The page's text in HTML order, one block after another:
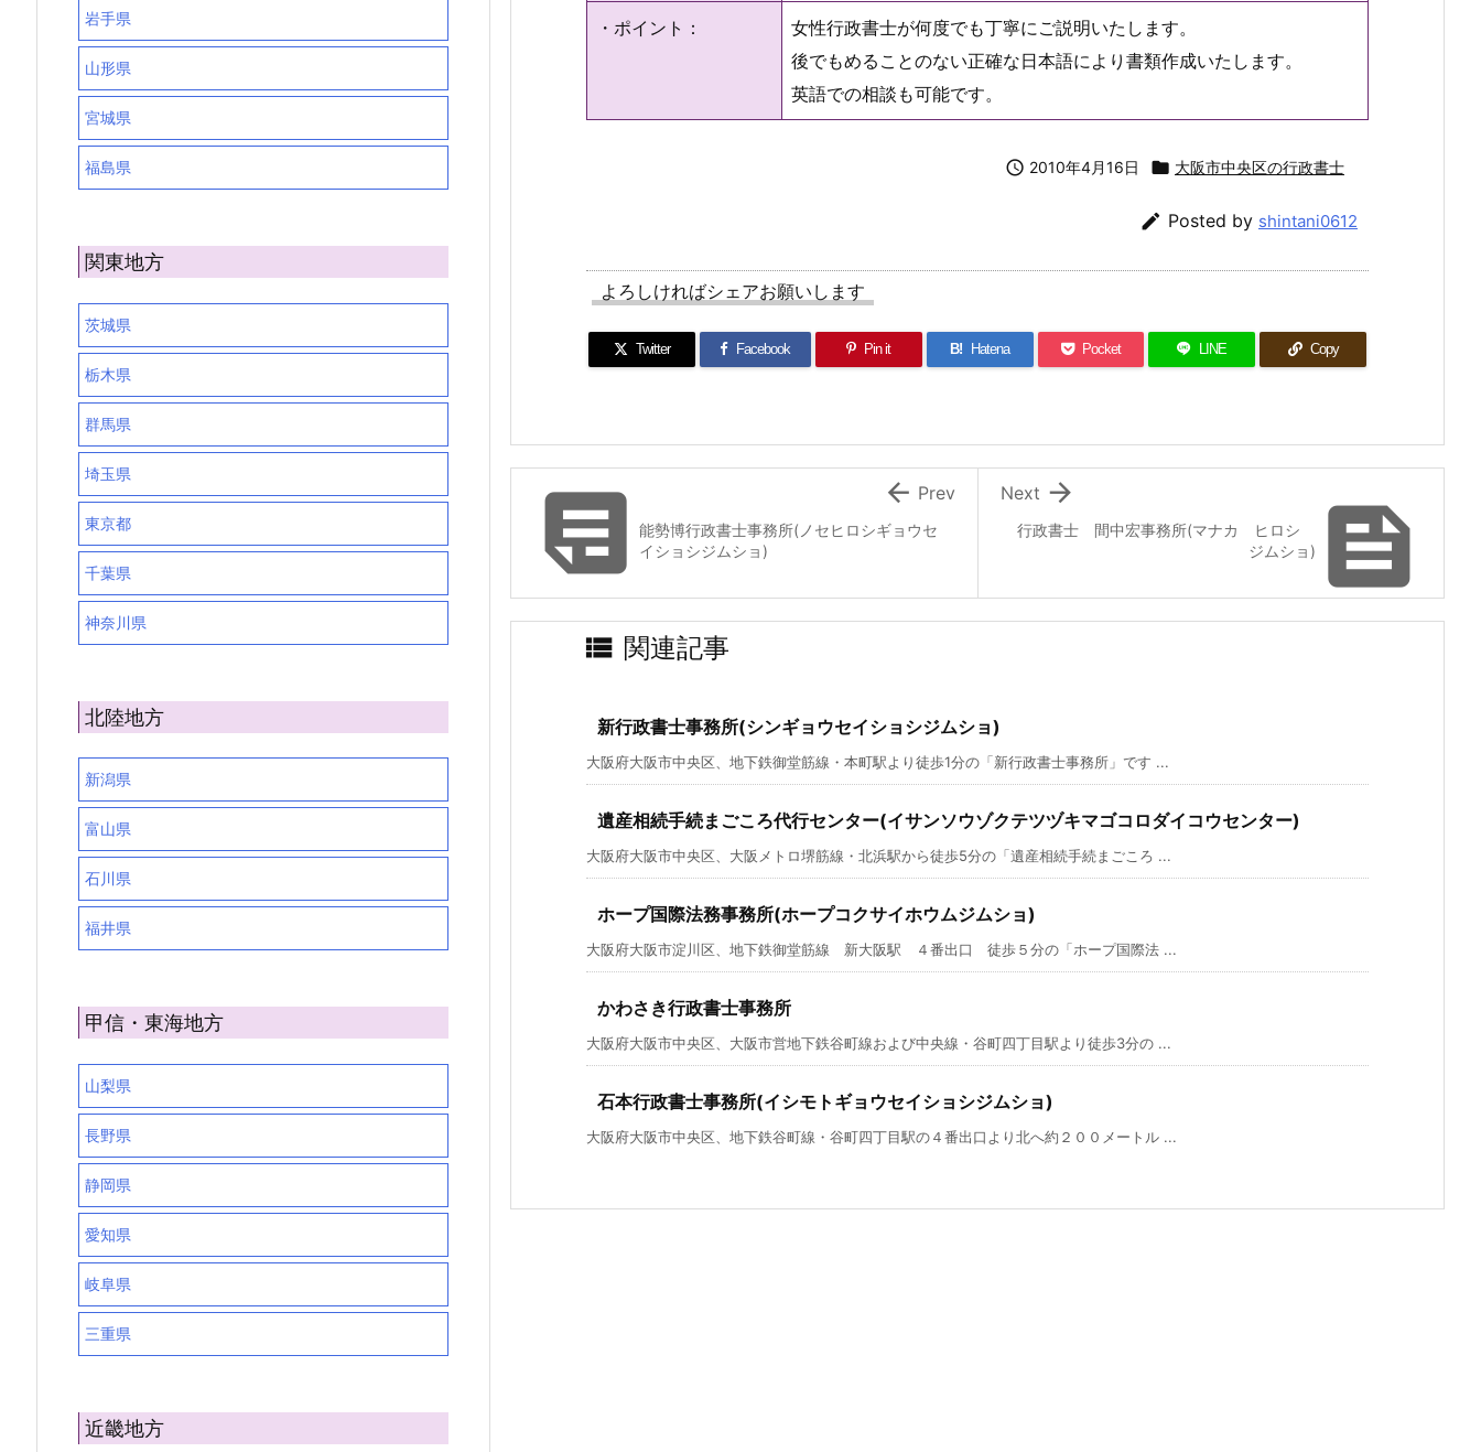
・ポイント：
女性行政書士が何度でも丁寧にご説明いたします。
後でもめることのない正確な日本語により書類作成いたします。
英語での相談も可能です。
 2010年4月16日  大阪市中央区の行政書士
 Posted by shintani0612
よろしければシェアお願いします
Twitter Facebook Pin it B! Hatena Pocket LINE Copy

行政書士 間中宏事務所(マナカ ヒロシ
ジムショ)

Next
能勢博行政書士事務所(ノセヒロシギョウセ
イショシジムショ)
 Prev
 関連記事
新行政書士事務所(シンギョウセイショシジムショ)
大阪府大阪市中央区、地下鉄御堂筋線・本町駅より徒歩1分の「新行政書士事務所」です ...
遺産相続手続まごころ代行センター(イサンソウゾクテツヅキマゴコロダイコウセンター)
大阪府大阪市中央区、大阪メトロ堺筋線・北浜駅から徒歩5分の「遺産相続手続まごころ ...
ホープ国際法務事務所(ホープコクサイホウムジムショ)
大阪府大阪市淀川区、地下鉄御堂筋線 新大阪駅 ４番出口 徒歩５分の「ホープ国際法 ...
かわさき行政書士事務所
大阪府大阪市中央区、大阪市営地下鉄谷町線および中央線・谷町四丁目駅より徒歩3分の ...
石本行政書士事務所(イシモトギョウセイショシジムショ)
大阪府大阪市中央区、地下鉄谷町線・谷町四丁目駅の４番出口より北へ約２００メートル ...
岩手県
山形県
宮城県
福島県
関東地方
茨城県
栃木県
群馬県
埼玉県
東京都
千葉県
神奈川県
北陸地方
新潟県
富山県
石川県
福井県
甲信・東海地方
山梨県
長野県
静岡県
愛知県
岐阜県
三重県
近畿地方